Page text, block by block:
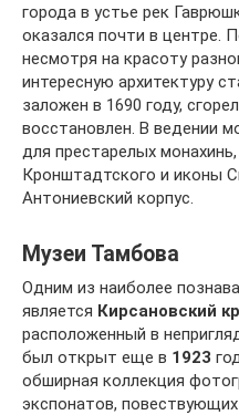
города в устье рек
оказался почти в центре.
несмотря на красоту
интересную архитектуру
заложен в 1690 году,
восстановлен. В ведении
для престарелых
Кронштадтского и иконы
Антониевский корпус.
Музеи Тамбова
Одним из наиболее
является Кирсановский
расположенный в
был открыт еще в 1923
обширная коллекция
экспонатов,